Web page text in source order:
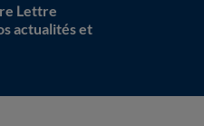
Lettre
actualités et